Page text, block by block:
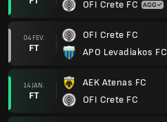
OFI Crete FC
04 FEV.
FT
OFI Crete FC
APO Levadiakos FC
14 JAN.
FT
AEK Atenas FC
OFI Crete FC